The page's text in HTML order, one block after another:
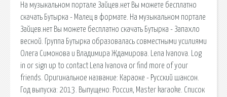
На музыкальном портале Зайцев.нет Вы можете бесплатно
скачать Бутырка - Малец в формате. На музыкальном портале
Зайцев.нет Вы можете бесплатно скачать Бутырка - Запахло
весной. Группа Бутырка образовалась совместными усилиями
Олега Симонова и Владимира Ждамирова. Lena Ivanova. Log
in or sign up to contact Lena Ivanova or find more of your
friends. Оригинальное название: Караоке - Русский шансон.
Год выпуска: 2013. Выпущено: Россия, Master karaoke. Список